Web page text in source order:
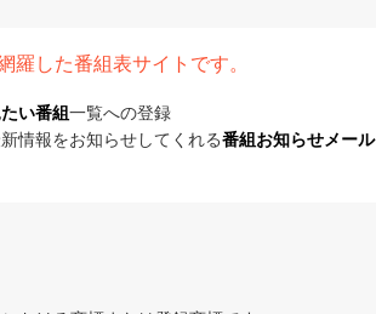
羅した番組表サイトです。
い番組 一覧への登録
情報をお知らせしてくれる番組お知らせメール